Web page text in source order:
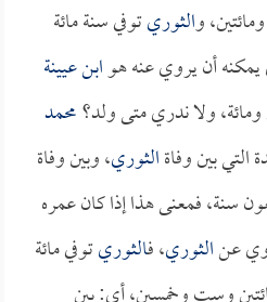
والثوريتوفي سنة مائة
أن يروي عنه هوابن عيينة
ولا ندري متى ولد؟محمد
التي بين وفاةالثوري، وبين وفاة
فمعنى هذا إذا كان عمره
عنالثوري، فالثوريتوفي مائة